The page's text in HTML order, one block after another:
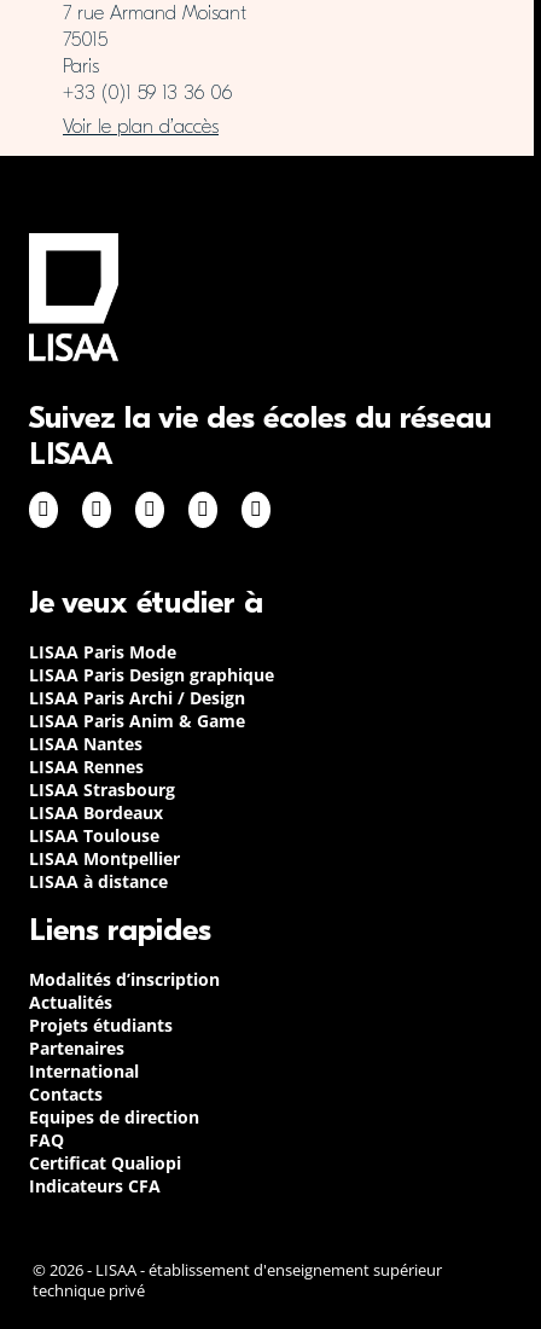
7 rue Armand Moisant
75015
Paris
+33 (0)1 59 13 36 06
Voir le plan d’accès
Suivez la vie des écoles du réseau
LISAA
Je veux étudier à
LISAA Paris Mode
LISAA Paris Design graphique
LISAA Paris Archi / Design
LISAA Paris Anim & Game
LISAA Nantes
LISAA Rennes
LISAA Strasbourg
LISAA Bordeaux
LISAA Toulouse
LISAA Montpellier
LISAA à distance
Liens rapides
Modalités d’inscription
Actualités
Projets étudiants
Partenaires
International
Contacts
Equipes de direction
FAQ
Certificat Qualiopi
Indicateurs CFA
© 2026 - LISAA - établissement d'enseignement supérieur
technique privé